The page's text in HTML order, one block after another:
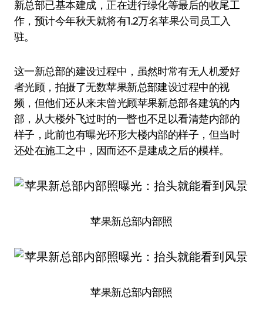
新总部已基本建成，正在进行绿化等最后的收尾工
作，预计今年秋天就将有1.2万名苹果公司员工入
驻。
这一新总部的建设过程中，虽然时常有无人机爱好
者光顾，拍摄了无数苹果新总部建设过程中的视
频，但他们还从来未曾光顾苹果新总部各建筑的内
部，从大楼外飞过时的一瞥也不足以看清楚内部的
样子，此前也有曝光环形大楼内部的样子，但当时
还处在施工之中，因而还不是建成之后的模样。
苹果新总部内部照
苹果新总部内部照